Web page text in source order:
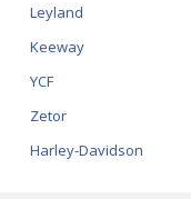
Leyland
Keeway
YCF
Zetor
Harley-Davidson